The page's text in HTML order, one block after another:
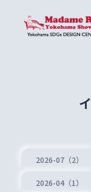
2026-07（2）
2026-04（1）